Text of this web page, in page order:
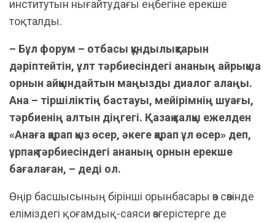
институтын нығайтудағы еңбегіне ерекше
тоқталды.
– Бұл форум – отбасы құндылықтарын
дәріптейтін, ұлт тәрбиесіндегі ананың айрықша
орнын айқындайтын маңызды диалог алаңы.
Ана – тіршіліктің бастауы, мейірімнің шуағы,
тәрбиенің алтын діңгегі. Қазақ халқы ежелден
«Анаға қарап қыз өсер, әкеге қарап ұл өсер» деп,
ұрпақ тәрбиесіндегі ананың орнын ерекше
бағалаған, – деді ол.
Өңір басшысының бірінші орынбасары өз сөзінде
еліміздегі қоғамдық-саяси өзгерістерге де